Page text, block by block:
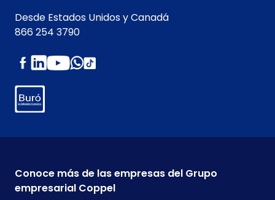
Desde Estados Unidos y Canadá
866 254 3790
Conoce más de las empresas del Grupo
empresarial Coppel